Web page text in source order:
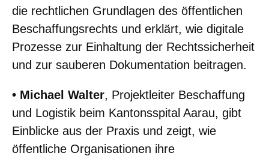
die rechtlichen Grundlagen des öffentlichen
Beschaffungsrechts und erklärt, wie digitale
Prozesse zur Einhaltung der Rechtssicherheit
und zur sauberen Dokumentation beitragen.
• Michael Walter, Projektleiter Beschaffung
und Logistik beim Kantonsspital Aarau, gibt
Einblicke aus der Praxis und zeigt, wie
öffentliche Organisationen ihre